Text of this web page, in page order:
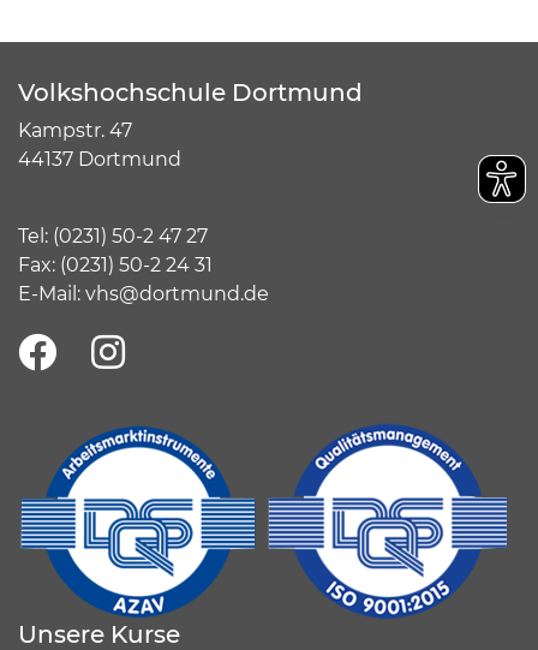
Volkshochschule Dortmund
Kampstr. 47
44137 Dortmund
Tel: (0231) 50-2 47 27
Fax: (0231) 50-2 24 31
E-Mail: vhs@dortmund.de
Unsere Kurse